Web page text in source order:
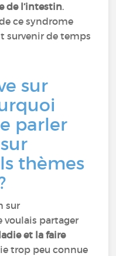
de l’intestin.
ce syndrome
survenir de temps
sur
parler
thèmes
sur
voulais partager
et la faire
trop peu connue